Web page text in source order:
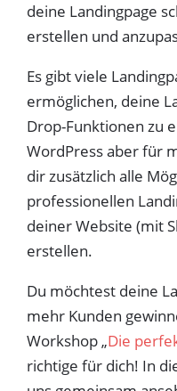
deine Landingpage
erstellen und
Es gibt viele
ermöglichen, deine
Drop-Funktionen zu
WordPress aber für
dir zusätzlich alle
professionellen
deiner Website (mit
erstellen.
Du möchtest deine
mehr Kunden
Workshop „Die
richtige für dich! In